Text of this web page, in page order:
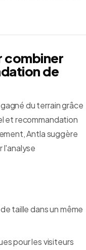
combiner
de
du terrain grâce
et recommandation
Antla suggère
l'analyse
taille dans un même
pour les visiteurs